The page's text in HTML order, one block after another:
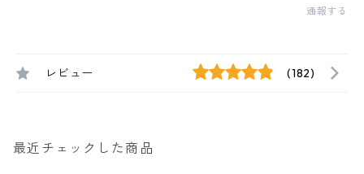
通報する
レビュー (182)
最近チェックした商品